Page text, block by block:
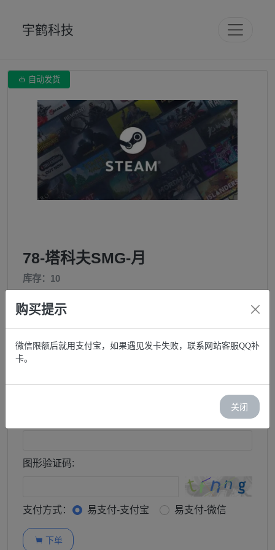
宇鹤科技
 自动发货
78-塔科夫SMG-月
库存：10
价格：￥ 1400.00
+
图形验证码:
支付方式： 易支付-支付宝 易支付-微信
 下单
购买提示
微信限额后就用支付宝，如果遇见发卡失败，联系网站客服QQ补
卡。
关闭